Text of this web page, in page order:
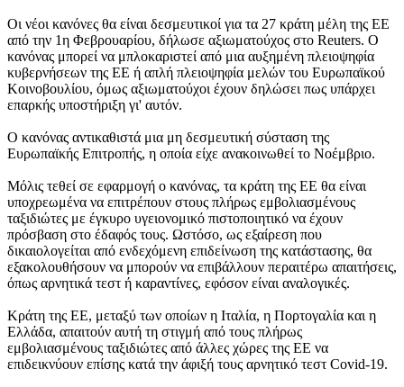
Οι νέοι κανόνες θα είναι δεσμευτικοί για τα 27 κράτη μέλη της ΕΕ
από την 1η Φεβρουαρίου, δήλωσε αξιωματούχος στο Reuters. Ο
κανόνας μπορεί να μπλοκαριστεί από μια αυξημένη πλειοψηφία
κυβερνήσεων της ΕΕ ή απλή πλειοψηφία μελών του Ευρωπαϊκού
Κοινοβουλίου, όμως αξιωματούχοι έχουν δηλώσει πως υπάρχει
επαρκής υποστήριξη γι' αυτόν.
Ο κανόνας αντικαθιστά μια μη δεσμευτική σύσταση της
Ευρωπαϊκής Επιτροπής, η οποία είχε ανακοινωθεί το Νοέμβριο.
Μόλις τεθεί σε εφαρμογή ο κανόνας, τα κράτη της ΕΕ θα είναι
υποχρεωμένα να επιτρέπουν στους πλήρως εμβολιασμένους
ταξιδιώτες με έγκυρο υγειονομικό πιστοποιητικό να έχουν
πρόσβαση στο έδαφός τους. Ωστόσο, ως εξαίρεση που
δικαιολογείται από ενδεχόμενη επιδείνωση της κατάστασης, θα
εξακολουθήσουν να μπορούν να επιβάλλουν περαιτέρω απαιτήσεις,
όπως αρνητικά τεστ ή καραντίνες, εφόσον είναι αναλογικές.
Κράτη της ΕΕ, μεταξύ των οποίων η Ιταλία, η Πορτογαλία και η
Ελλάδα, απαιτούν αυτή τη στιγμή από τους πλήρως
εμβολιασμένους ταξιδιώτες από άλλες χώρες της ΕΕ να
επιδεικνύουν επίσης κατά την άφιξή τους αρνητικό τεστ Covid-19.